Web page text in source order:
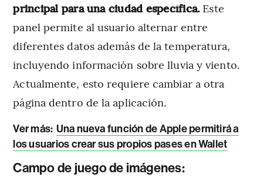
principal para una ciudad específica. Este
panel permite al usuario alternar entre
diferentes datos además de la temperatura,
incluyendo información sobre lluvia y viento.
Actualmente, esto requiere cambiar a otra
página dentro de la aplicación.
Ver más: Una nueva función de Apple permitirá a
los usuarios crear sus propios pases en Wallet
Campo de juego de imágenes: